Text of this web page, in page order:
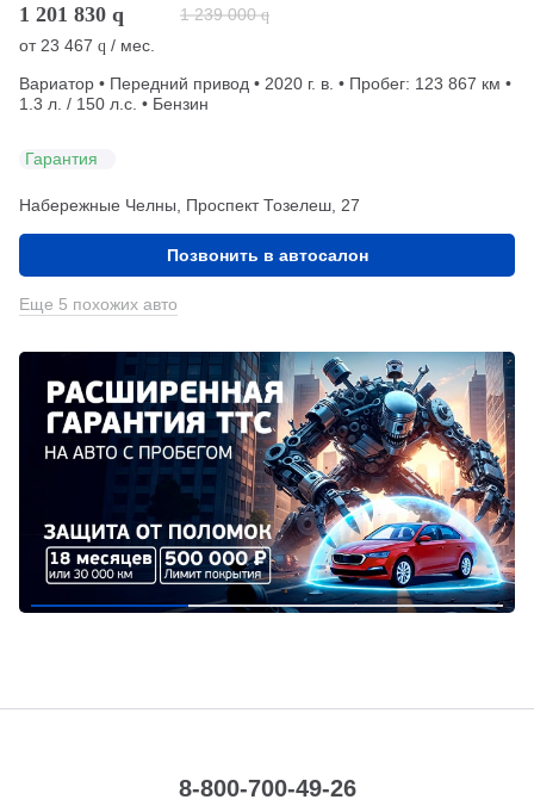
1 201 830 q 1 239 000 q
от23 467 q / мес.
Вариатор • Передний привод • 2020 г. в. • Пробег: 123 867 км •
1.3 л. / 150 л.с. • Бензин
Гарантия
Набережные Челны, Проспект Тозелеш, 27
Позвонить в автосалон
Еще 5 похожих авто
8-800-700-49-26